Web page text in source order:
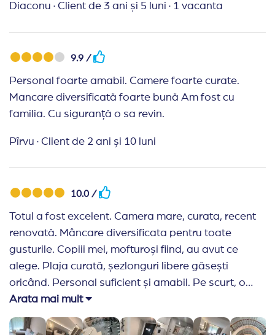
Diaconu · Client de 3 ani și 5 luni · 1 vacanta
9.9 /
Personal foarte amabil. Camere foarte curate.
Mancare diversificată foarte bună Am fost cu
familia. Cu siguranță o sa revin.
Pîrvu · Client de 2 ani și 10 luni
10.0 /
Totul a fost excelent. Camera mare, curata, recent
renovată. Mâncare diversificata pentru toate
gusturile. Copiii mei, mofturoși fiind, au avut ce
alege. Plaja curată, șezlonguri libere găsești
oricând. Personal suficient și amabil. Pe scurt, o
vacanta reușită!
Arata mai mult